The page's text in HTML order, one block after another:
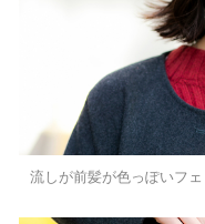
流しが前髪が色っぽいフ